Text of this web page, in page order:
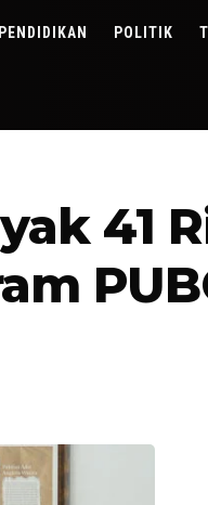
PENDIDIKAN POLITIK
41